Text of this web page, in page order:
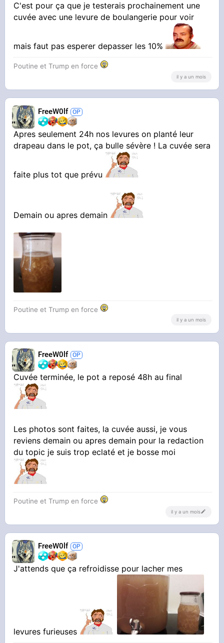
C'est pour ça que je testerais prochainement une
cuvée avec une levure de boulangerie pour voir
mais faut pas esperer depasser les 10%
Poutine et Trump en force
il y a un mois
FreeW0lf
Apres seulement 24h nos levures on planté leur
drapeau dans le pot, ça bulle sévère ! La cuvée sera
faite plus tot que prévu
Demain ou apres demain
Poutine et Trump en force
il y a un mois
FreeW0lf
Cuvée terminée, le pot a reposé 48h au final
Les photos sont faites, la cuvée aussi, je vous
reviens demain ou apres demain pour la redaction
du topic je suis trop eclaté et je bosse moi
Poutine et Trump en force
il y a un mois
FreeW0lf
J'attends que ça refroidisse pour lacher mes
levures furieuses